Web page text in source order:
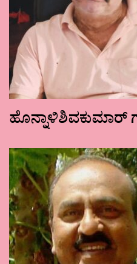
ಹೊನ್ನಾಳಿಶಿವಕುಮಾರ್